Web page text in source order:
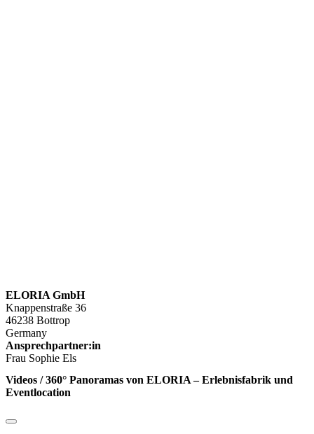
ELORIA GmbH
Knappenstraße 36
46238 Bottrop
Germany
Ansprechpartner:in
Frau Sophie Els
Videos / 360° Panoramas von ELORIA – Erlebnisfabrik und
Eventlocation